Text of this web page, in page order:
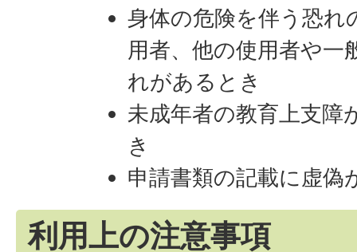
身体の危険を伴う恐れ
用者、他の使用者や一
れがあるとき
未成年者の教育上支障
き
申請書類の記載に虚偽
利用上の注意事項